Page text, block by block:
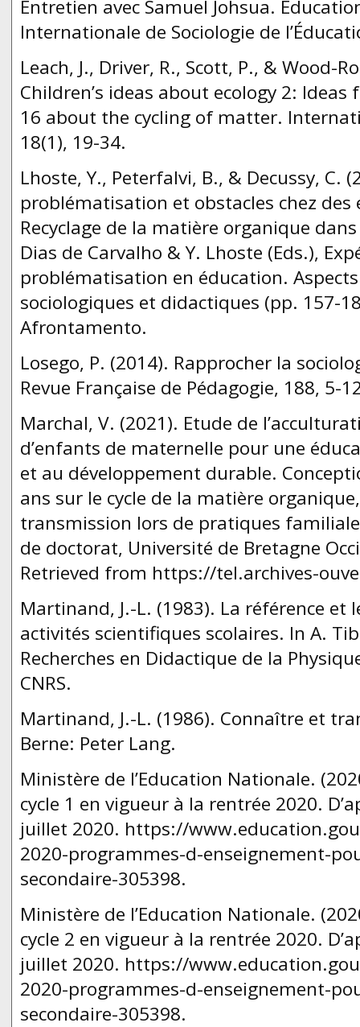
Entretien avec Samuel Johsua.
Internationale de Sociologie de
Leach, J., Driver, R., Scott, P., & Wood-
Children’s ideas about ecology 2:
16 about the cycling of matter.
18(1), 19-34.
Lhoste, Y., Peterfalvi, B., & Decussy, C.
problématisation et obstacles chez des
Recyclage de la matière organique
Dias de Carvalho & Y. Lhoste (Eds.),
problématisation en éducation.
sociologiques et didactiques (pp. 157-
Afrontamento.
Losego, P. (2014). Rapprocher la
Revue Française de Pédagogie, 188, 5-
Marchal, V. (2021). Etude de
d’enfants de maternelle pour une
et au développement durable.
ans sur le cycle de la matière
transmission lors de pratiques
de doctorat, Université de Bretagne
Retrieved from https://tel.archives-
Martinand, J.-L. (1983). La référence et
activités scientifiques scolaires. In A.
Recherches en Didactique de la
CNRS.
Martinand, J.-L. (1986). Connaître et
Berne: Peter Lang.
Ministère de l’Education Nationale.
cycle 1 en vigueur à la rentrée 2020.
juillet 2020. https://
2020-programmes-d-enseignement-
secondaire-305398.
Ministère de l’Education Nationale.
cycle 2 en vigueur à la rentrée 2020.
juillet 2020. https://
2020-programmes-d-enseignement-
secondaire-305398.